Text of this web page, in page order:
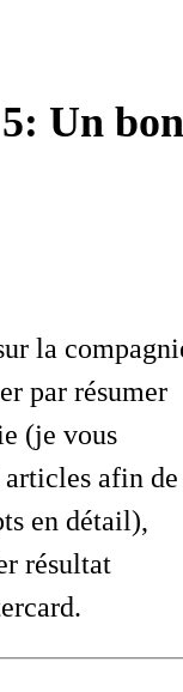
Un bon
la
par résumer
(je vous
afin de
en détail),
résultat